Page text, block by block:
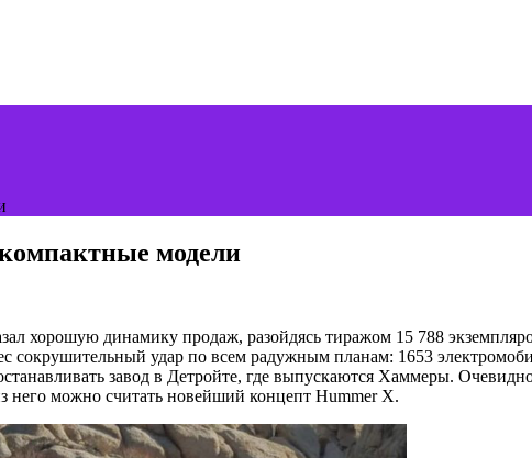
модели
хорошую динамику продаж, разойдясь тиражом 15 788
сокрушительный удар по всем радужным планам: 1653
завод в Детройте, где выпускаются Хаммеры.
него можно считать новейший концепт Hummer X.